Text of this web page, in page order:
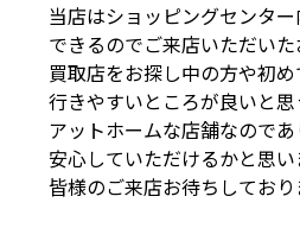
当店はショッピングセンタ
できるのでご来店いただい
買取店をお探し中の方や初
行きやすいところが良いと
アットホームな店舗なので
安心していただけるかと思
皆様のご来店お待ちしており